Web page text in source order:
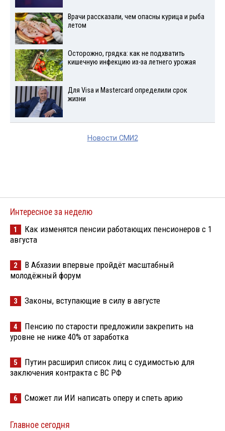
Врачи рассказали, чем опасны курица и рыба
летом
Осторожно, грядка: как не подхватить
кишечную инфекцию из-за летнего урожая
Для Visа и Mastercard определили срок
жизни
Новости СМИ2
Интересное за неделю
1
Как изменятся пенсии работающих пенсионеров с 1
августа
2
В Абхазии впервые пройдёт масштабный
молодёжный форум
3 Законы, вступающие в силу в августе
4
Пенсию по старости предложили закрепить на
уровне не ниже 40% от заработка
5
Путин расширил список лиц с судимостью для
заключения контракта с ВС РФ
6 Сможет ли ИИ написать оперу и спеть арию
Главное сегодня